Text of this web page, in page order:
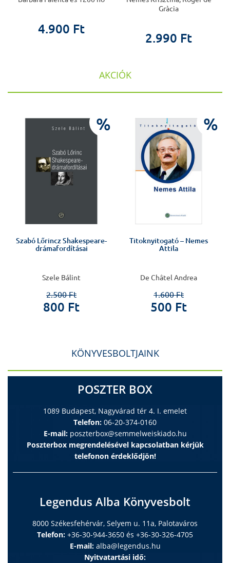
4.900 Ft
Gràcia
2.990 Ft
AKCIÓK
%
Szabó Lőrincz Shakespeare-
drámafordításai
Szele Bálint
2.500 Ft
800 Ft
%
Titoknyitogató – Nemes
Attila
De Châtel Andrea
1.600 Ft
500 Ft
KÖNYVESBOLTJAINK
POSZTER BOX
1089 Budapest, Nagyvárad tér 4. I. emelet
Telefon: 06-20-374-0160
E-mail: poszterbox@semmelweiskiado.hu
Poszterbox megrendelésével kapcsolatban kérjük
telefonon érdeklődjön!
Legendus Alba Könyvesbolt
8000 Székesfehérvár, Selyem u. 11a, Palotaváros
Telefon: +36-30-944-3650 és +36-30-326-4705
E-mail: alba@legendus.hu
Nyitvatartási idő: